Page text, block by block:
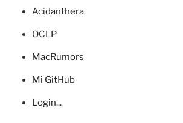
Acidanthera
OCLP
MacRumors
Mi GitHub
Login...